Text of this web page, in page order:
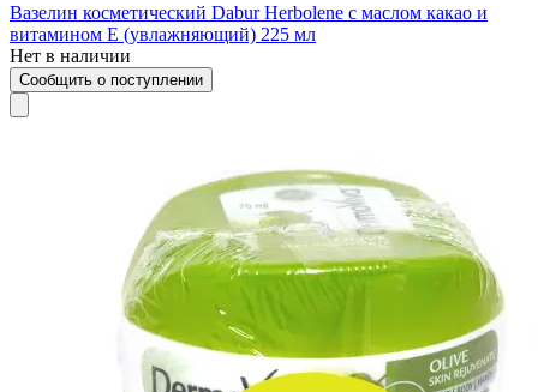
Вазелин косметический Dabur Herbolene с маслом какао и
витамином Е (увлажняющий) 225 мл
Нет в наличии
Сообщить о поступлении